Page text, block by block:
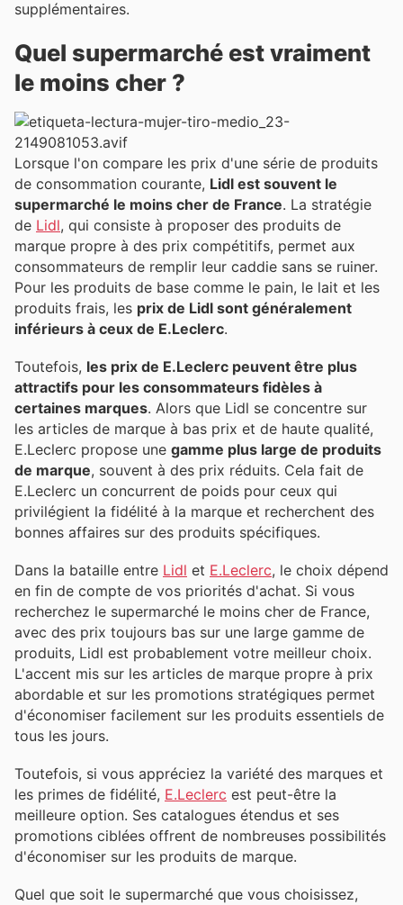
supplémentaires.
Quel supermarché est vraiment
le moins cher ?
Lorsque l'on compare les prix d'une série de produits
de consommation courante, Lidl est souvent le
supermarché le moins cher de France. La stratégie
de Lidl, qui consiste à proposer des produits de
marque propre à des prix compétitifs, permet aux
consommateurs de remplir leur caddie sans se ruiner.
Pour les produits de base comme le pain, le lait et les
produits frais, les prix de Lidl sont généralement
inférieurs à ceux de E.Leclerc.
Toutefois, les prix de E.Leclerc peuvent être plus
attractifs pour les consommateurs fidèles à
certaines marques. Alors que Lidl se concentre sur
les articles de marque à bas prix et de haute qualité,
E.Leclerc propose une gamme plus large de produits
de marque, souvent à des prix réduits. Cela fait de
E.Leclerc un concurrent de poids pour ceux qui
privilégient la fidélité à la marque et recherchent des
bonnes affaires sur des produits spécifiques.
Dans la bataille entre Lidl et E.Leclerc, le choix dépend
en fin de compte de vos priorités d'achat. Si vous
recherchez le supermarché le moins cher de France,
avec des prix toujours bas sur une large gamme de
produits, Lidl est probablement votre meilleur choix.
L'accent mis sur les articles de marque propre à prix
abordable et sur les promotions stratégiques permet
d'économiser facilement sur les produits essentiels de
tous les jours.
Toutefois, si vous appréciez la variété des marques et
les primes de fidélité, E.Leclerc est peut-être la
meilleure option. Ses catalogues étendus et ses
promotions ciblées offrent de nombreuses possibilités
d'économiser sur les produits de marque.
Quel que soit le supermarché que vous choisissez,